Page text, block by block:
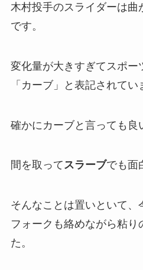
木村投手のスライダーは曲
です。
変化量が大きすぎてスポー
「カーブ」と表記されてい
確かにカーブと言っても良
間を取ってスラーブでも面
そんなことは置いといて、
フォークも絡めながら粘り
た。